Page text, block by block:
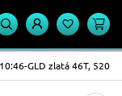
GLD zlatá 46T, 520